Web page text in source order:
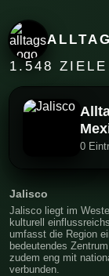
1.548 ZIELE
0
Jalisco
Jalisco liegt im
kulturell
umfasst die Region
bedeutendes
zudem eng mit
verbunden.